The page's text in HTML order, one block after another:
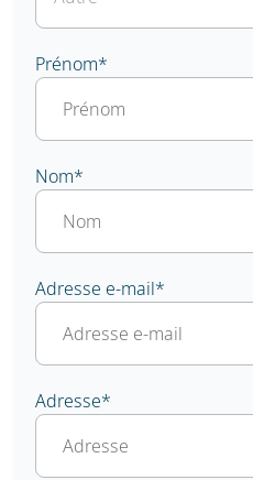
Prénom*
Nom*
Adresse e-mail*
Adresse*